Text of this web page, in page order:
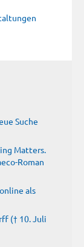
Suche
Matters.
Roman
als
(† 10. Juli